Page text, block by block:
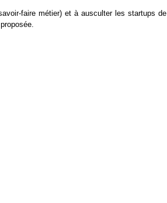
faire métier) et à ausculter les startups de